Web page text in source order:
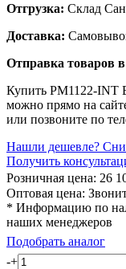
Отгрузка: Склад
Доставка:
Отправка товаров
Купить PM1122-INT
можно прямо на
или позвоните по
Нашли дешевле?
Получить
Розничная цена: 26
Оптовая цена:
* Информацию по
наших менеджеров
Подобрать аналог
-+